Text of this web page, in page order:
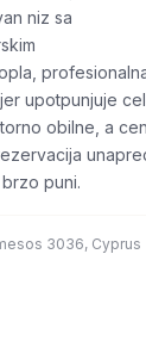
niz sa
upotpunjuje
obilne, a
puni.
3036, Cyprus